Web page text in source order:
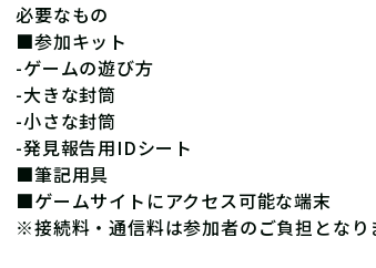
必要なもの
■参加キット
-ゲームの遊び方
-大きな封筒
-小さな封筒
-発見報告用IDシート
■筆記用具
■ゲームサイトにアクセス可能な端末
※接続料・通信料は参加者のご負担となり